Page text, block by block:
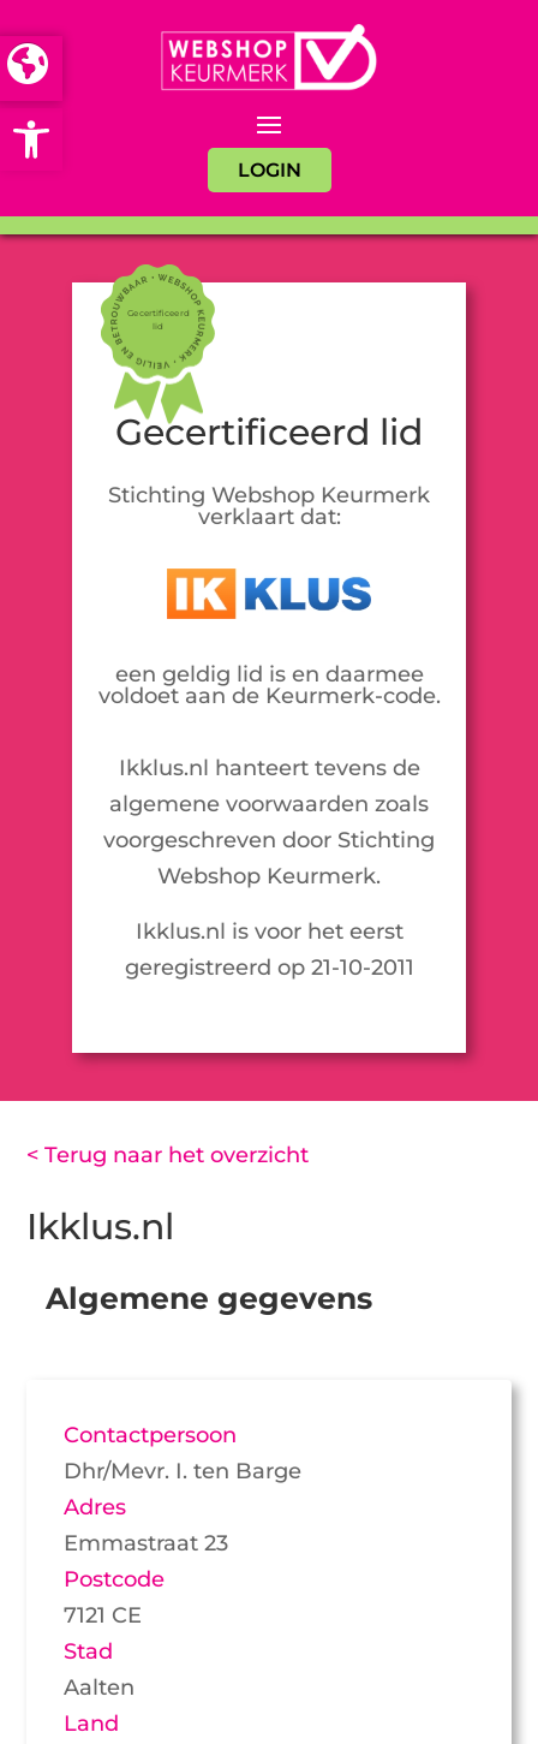
Open toolbar
LOGIN
Gecertificeerd
lid
Gecertificeerd lid
Stichting Webshop Keurmerk
verklaart dat:
een geldig lid is en daarmee
voldoet aan de Keurmerk-code.
Ikklus.nl hanteert tevens de
algemene voorwaarden zoals
voorgeschreven door Stichting
Webshop Keurmerk.
Ikklus.nl is voor het eerst
geregistreerd op 21-10-2011
< Terug naar het overzicht
Ikklus.nl
Algemene gegevens
Contactpersoon
Dhr/Mevr. I. ten Barge
Adres
Emmastraat 23
Postcode
7121 CE
Stad
Aalten
Land